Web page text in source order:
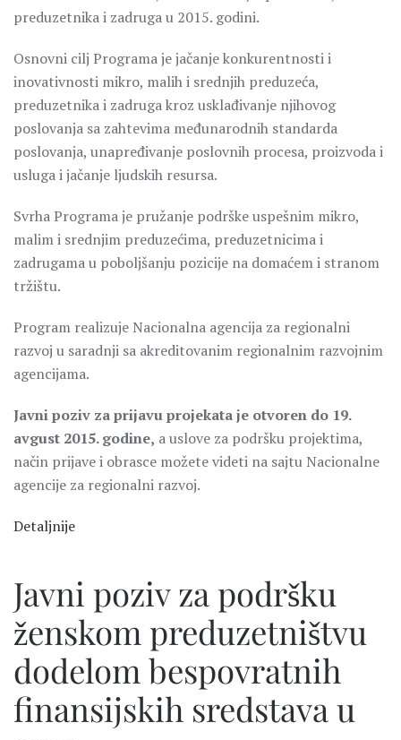
preduzetnika i zadruga u 2015. godini.
Osnovni cilj Programa je jačanje konkurentnosti i
inovativnosti mikro, malih i srednjih preduzeća,
preduzetnika i zadruga kroz usklađivanje njihovog
poslovanja sa zahtevima međunarodnih standarda
poslovanja, unapređivanje poslovnih procesa, proizvoda i
usluga i jačanje ljudskih resursa.
Svrha Programa je pružanje podrške uspešnim mikro,
malim i srednjim preduzećima, preduzetnicima i
zadrugama u poboljšanju pozicije na domaćem i stranom
tržištu.
Program realizuje Nacionalna agencija za regionalni
razvoj u saradnji sa akreditovanim regionalnim razvojnim
agencijama.
Javni poziv za prijavu projekata je otvoren do 19.
avgust 2015. godine, a uslove za podršku projektima,
način prijave i obrasce možete videti na sajtu Nacionalne
agencije za regionalni razvoj.
Detaljnije
Javni poziv za podršku
ženskom preduzetništvu
dodelom bespovratnih
finansijskih sredstava u